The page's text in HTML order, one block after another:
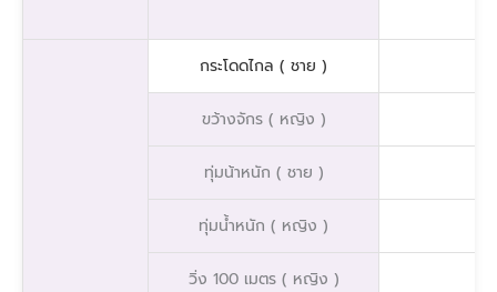
กระโดดไกล ( ชาย )
ขว้างจักร ( หญิง )
ทุ่มน้าหนัก ( ชาย )
ทุ่มน้ำหนัก ( หญิง )
วิ่ง 100 เมตร ( หญิง )